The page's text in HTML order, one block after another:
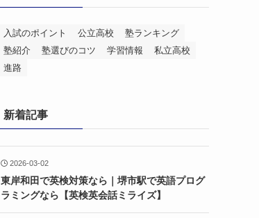
入試のポイント 公立高校
塾ランキング
塾紹介
塾選びのコツ 学習情報
私立高校
進路
新着記事
2026-03-02
東岸和田で英検対策なら｜堺市駅で英語プログ
ラミングなら【英検英会話ミライズ】